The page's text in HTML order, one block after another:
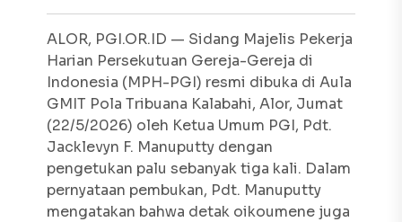
ALOR, PGI.OR.ID — Sidang Majelis Pekerja
Harian Persekutuan Gereja-Gereja di
Indonesia (MPH-PGI) resmi dibuka di Aula
GMIT Pola Tribuana Kalabahi, Alor, Jumat
(22/5/2026) oleh Ketua Umum PGI, Pdt.
Jacklevyn F. Manuputty dengan
pengetukan palu sebanyak tiga kali. Dalam
pernyataan pembukan, Pdt. Manuputty
mengatakan bahwa detak oikoumene juga